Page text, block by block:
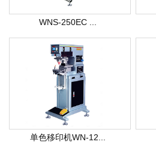
WNS-250EC ...
单色移印机WN-12...